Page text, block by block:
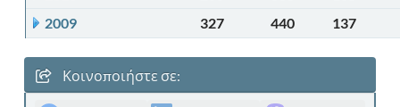
2009
327 440 137
Κοινοποιήστε σε: